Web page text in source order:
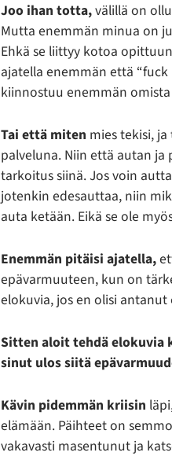
Joo ihan totta,välillä on
Mutta enemmän minua on
Ehkä se liittyy kotoa
ajatella enemmän että
kiinnostuu enemmän
Tai että miten mies tekisi,
palveluna. Niin että autan
tarkoitus siinä. Jos voin
jotenkin edesauttaa, niin
auta ketään. Eikä se ole
Enemmän pitäisi ajatella,
epävarmuuteen, kun on
elokuvia, jos en olisi
Sitten aloit tehdä elokuvia
sinut ulos siitä
Kävin pidemmän kriisin
elämään. Päihteet on
vakavasti masentunut ja